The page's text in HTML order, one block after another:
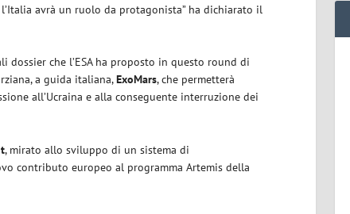
avrà un ruolo da protagonista” ha dichiarato il
che l’ESA ha proposto in questo round di
a guida italiana,ExoMars, che permetterà
all’Ucraina e alla conseguente interruzione dei
, mirato allo sviluppo di un sistema di
contributo europeo al programma Artemis della